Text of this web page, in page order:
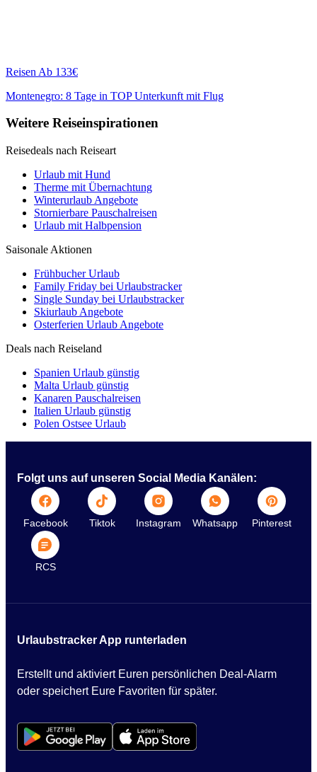
Reisen Ab 133€
Montenegro: 8 Tage in TOP Unterkunft mit Flug
Weitere Reiseinspirationen
Reisedeals nach Reiseart
Urlaub mit Hund
Therme mit Übernachtung
Winterurlaub Angebote
Stornierbare Pauschalreisen
Urlaub mit Halbpension
Saisonale Aktionen
Frühbucher Urlaub
Family Friday bei Urlaubstracker
Single Sunday bei Urlaubstracker
Skiurlaub Angebote
Osterferien Urlaub Angebote
Deals nach Reiseland
Spanien Urlaub günstig
Malta Urlaub günstig
Kanaren Pauschalreisen
Italien Urlaub günstig
Polen Ostsee Urlaub